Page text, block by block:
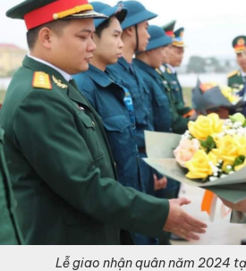
Lễ giao nhận quân năm 2024